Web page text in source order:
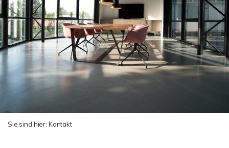
Sie sind hier: Kontakt